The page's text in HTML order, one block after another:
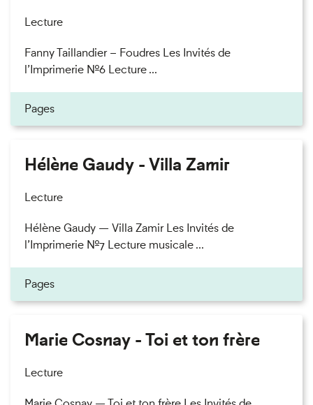
Lecture
Fanny Taillandier – Foudres Les Invités de
l’Imprimerie n°6 Lecture ...
Pages
Hélène Gaudy - Villa Zamir
Lecture
Hélène Gaudy — Villa Zamir Les Invités de
l’Imprimerie n°7 Lecture musicale ...
Pages
Marie Cosnay - Toi et ton frère
Lecture